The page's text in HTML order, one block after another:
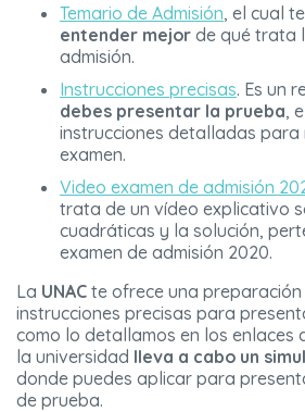
Temario de Admisión, el cual
entender mejor de qué trata
admisión.
Instrucciones precisas. Es un
debes presentar la prueba,
instrucciones detalladas para
examen.
Video examen de admisión
trata de un vídeo explicativo
cuadráticas y la solución,
examen de admisión 2020.
La UNAC te ofrece una
instrucciones precisas para
como lo detallamos en los enlaces
la universidad lleva a cabo un
donde puedes aplicar para
de prueba.